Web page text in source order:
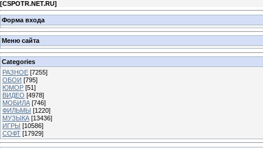
[CSPOTR.NET.RU]
Форма входа
Меню сайта
Categories
РАЗНОЕ [7255]
ОБОИ [795]
ЮМОР [51]
ВИДЕО [4978]
МОБИЛА [746]
ФИЛЬМЫ [1220]
МУЗЫКА [13436]
ИГРЫ [10586]
СОФТ [17929]